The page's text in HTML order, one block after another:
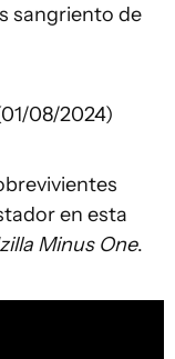
sangriento de
08/2024)
en esta
Minus One.